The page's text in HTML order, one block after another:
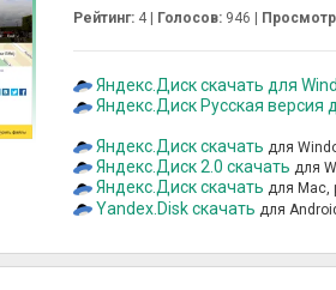
Рейтинг: 4 | Голосов: 946
Яндекс.Диск скачать для
Яндекс.Диск Русская версия
Яндекс.Диск скачать для
Яндекс.Диск 2.0 скачать для
Яндекс.Диск скачать для Mac,
Yandex.Disk скачать для